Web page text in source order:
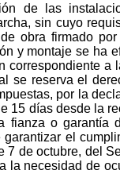
de las
sin cuyo
obra firmado
y montaje se ha
a
se reserva el
por la
días desde la
o garantía
el
de octubre, del
necesidad de